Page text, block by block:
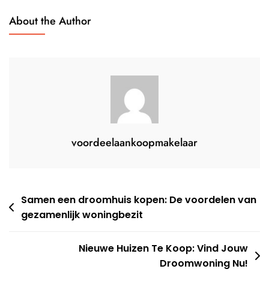
About the Author
voordeelaankoopmakelaar
Berichtnavigatie
Samen een droomhuis kopen: De voordelen van
gezamenlijk woningbezit
Nieuwe Huizen Te Koop: Vind Jouw
Droomwoning Nu!